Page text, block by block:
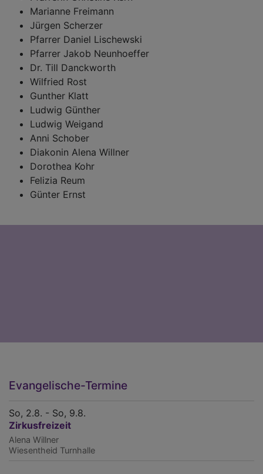
Marianne Freimann
Jürgen Scherzer
Pfarrer Daniel Lischewski
Pfarrer Jakob Neunhoeffer
Dr. Till Danckworth
Wilfried Rost
Gunther Klatt
Ludwig Günther
Ludwig Weigand
Anni Schober
Diakonin Alena Willner
Dorothea Kohr
Felizia Reum
Günter Ernst
Evangelische-Termine
So, 2.8. - So, 9.8.
Zirkusfreizeit
Alena Willner
Wiesentheid Turnhalle